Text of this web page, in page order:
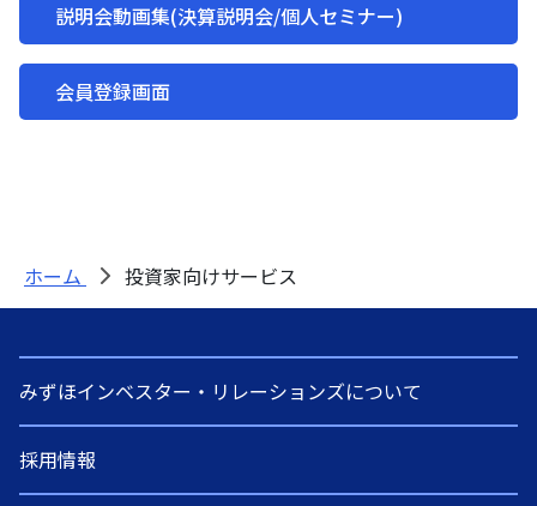
みずほIRの強み
みずほIR主催セミナー
投資家向けサービス
FP・金融教育サービス
金融機関向け研修
会社概要
代表挨拶
アクセス
説明会動画集(決算説明会/個人セミナー)
会員登録画面
ホーム 投資家向けサービス
みずほインベスター・リレーションズについて
採用情報